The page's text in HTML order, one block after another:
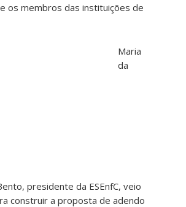
os membros das instituições de
Maria
da
presidente da ESEnfC, veio
construir a proposta de adendo